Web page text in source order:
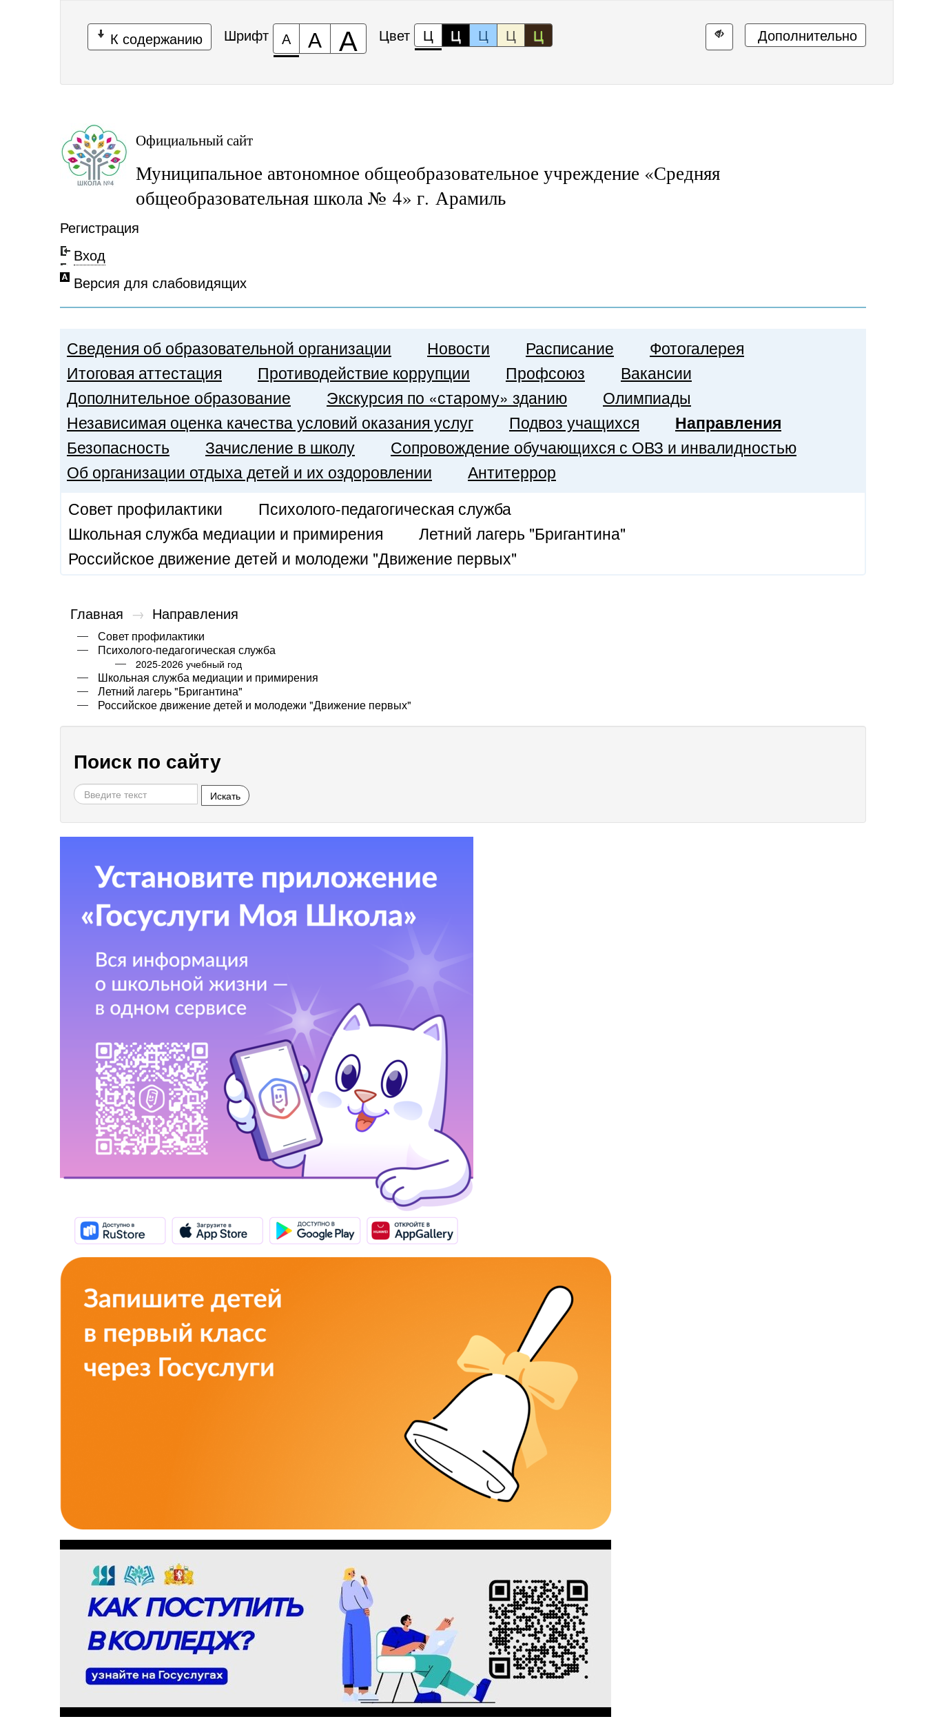
К содержанию Шрифт А А А Цвет Ц Ц Ц Ц Ц Дополнительно
Официальный сайт
Муниципальное автономное общеобразовательное учреждение «Средняя
общеобразовательная школа № 4» г. Арамиль
Регистрация
Вход
Версия для слабовидящих
Сведения об образовательной организации Новости Расписание
Фотогалерея
Итоговая аттестация
Противодействие коррупции Профсоюз
Вакансии
Дополнительное образование
Экскурсия по «старому» зданию
Олимпиады
Независимая оценка качества условий оказания услуг
Подвоз учащихся
Направления
Безопасность
Зачисление в школу
Сопровождение обучающихся с ОВЗ и инвалидностью
Об организации отдыха детей и их оздоровлении
Антитеррор
Совет профилактики
Психолого-педагогическая служба
Школьная служба медиации и примирения
Летний лагерь "Бригантина"
Российское движение детей и молодежи "Движение первых"
Главная → Направления
Совет профилактики
Психолого-педагогическая служба
2025-2026 учебный год
Школьная служба медиации и примирения
Летний лагерь "Бригантина"
Российское движение детей и молодежи "Движение первых"
Поиск по сайту
Искать